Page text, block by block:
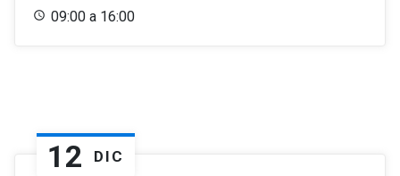
09:00 a 16:00
12 DIC